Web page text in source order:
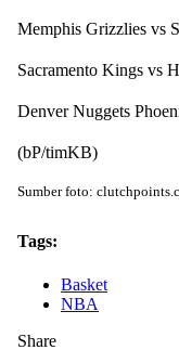
Memphis Grizzlies vs
Sacramento Kings vs
Denver Nuggets
(bP/timKB)
Sumber foto:
Tags:
Basket
NBA
Share